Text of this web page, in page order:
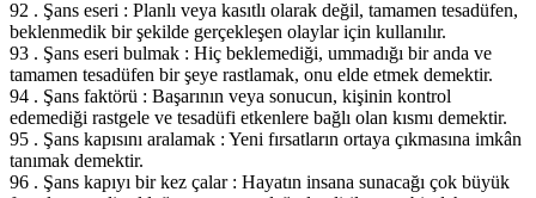
92 . Şans eseri : Planlı veya kasıtlı olarak değil, tamamen tesadüfen,
beklenmedik bir şekilde gerçekleşen olaylar için kullanılır.
93 . Şans eseri bulmak : Hiç beklemediği, ummadığı bir anda ve
tamamen tesadüfen bir şeye rastlamak, onu elde etmek demektir.
94 . Şans faktörü : Başarının veya sonucun, kişinin kontrol
edemediği rastgele ve tesadüfi etkenlere bağlı olan kısmı demektir.
95 . Şans kapısını aralamak : Yeni fırsatların ortaya çıkmasına imkân
tanımak demektir.
96 . Şans kapıyı bir kez çalar : Hayatın insana sunacağı çok büyük